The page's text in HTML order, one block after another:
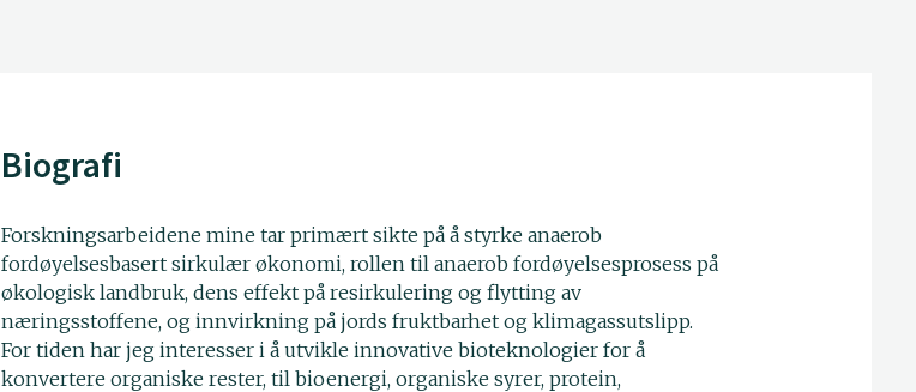
Biografi
Forskningsarbeidene mine tar primært sikte på å styrke anaerob
fordøyelsesbasert sirkulær økonomi, rollen til anaerob fordøyelsesprosess på
økologisk landbruk, dens effekt på resirkulering og flytting av
næringsstoffene, og innvirkning på jords fruktbarhet og klimagassutslipp.
For tiden har jeg interesser i å utvikle innovative bioteknologier for å
konvertere organiske rester, til bioenergi, organiske syrer, protein,